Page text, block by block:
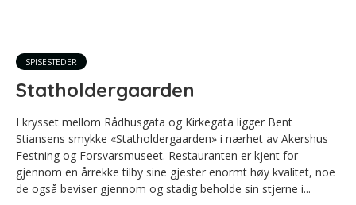
SPISESTEDER
Statholdergaarden
I krysset mellom Rådhusgata og Kirkegata ligger Bent
Stiansens smykke «Statholdergaarden» i nærhet av Akershus
Festning og Forsvarsmuseet. Restauranten er kjent for
gjennom en årrekke tilby sine gjester enormt høy kvalitet, noe
de også beviser gjennom og stadig beholde sin stjerne i...